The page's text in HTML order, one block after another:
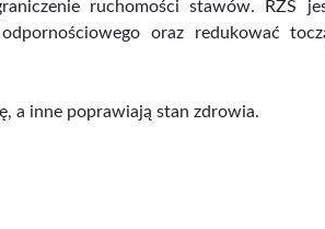
ruchomości stawów. RZS
oraz redukować
a inne poprawiają stan zdrowia.